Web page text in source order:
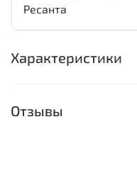
Ресанта
Характеристики
Отзывы